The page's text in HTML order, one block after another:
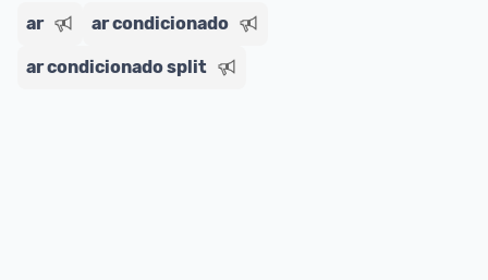
ar
ar condicionado
ar condicionado split